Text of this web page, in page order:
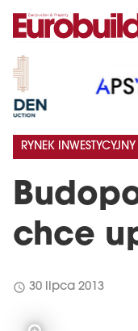
chce
RYNEK
schedule 30 lipca 2013